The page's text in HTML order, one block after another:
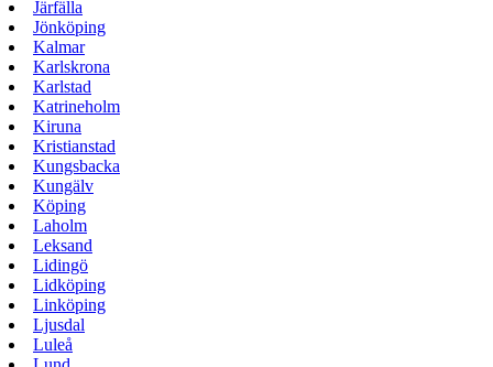
Järfälla
Jönköping
Kalmar
Karlskrona
Karlstad
Katrineholm
Kiruna
Kristianstad
Kungsbacka
Kungälv
Köping
Laholm
Leksand
Lidingö
Lidköping
Linköping
Ljusdal
Luleå